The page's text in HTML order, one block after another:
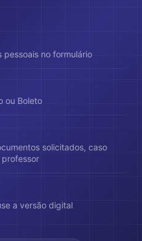
pessoais no formulário
ou Boleto
solicitados, caso
a versão digital